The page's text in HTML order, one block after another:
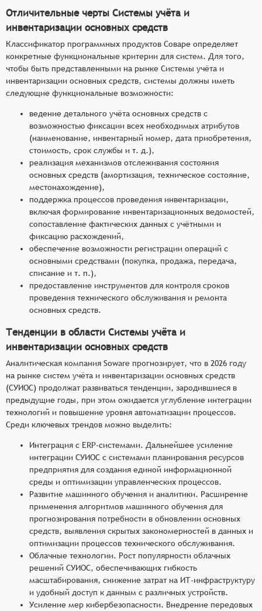
Отличительные черты Системы учёта и
инвентаризации основных средств
Классификатор программных продуктов Соваре определяет
конкретные функциональные критерии для систем. Для того,
чтобы быть представленными на рынке Системы учёта и
инвентаризации основных средств, системы должны иметь
следующие функциональные возможности:
ведение детального учёта основных средств с
возможностью фиксации всех необходимых атрибутов
(наименование, инвентарный номер, дата приобретения,
стоимость, срок службы и т. д.),
реализация механизмов отслеживания состояния
основных средств (амортизация, техническое состояние,
местонахождение),
поддержка процессов проведения инвентаризации,
включая формирование инвентаризационных ведомостей,
сопоставление фактических данных с учётными и
фиксацию расхождений,
обеспечение возможности регистрации операций с
основными средствами (покупка, продажа, передача,
списание и т. п.),
предоставление инструментов для контроля сроков
проведения технического обслуживания и ремонта
основных средств.
Тенденции в области Системы учёта и
инвентаризации основных средств
Аналитическая компания Soware прогнозирует, что в 2026 году
на рынке систем учёта и инвентаризации основных средств
(СУИОС) продолжат развиваться тенденции, зародившиеся в
предыдущие годы, при этом ожидается углубление интеграции
технологий и повышение уровня автоматизации процессов.
Среди ключевых трендов можно выделить:
Интеграция с ERP-системами. Дальнейшее усиление
интеграции СУИОС с системами планирования ресурсов
предприятия для создания единой информационной
среды и оптимизации управленческих процессов.
Развитие машинного обучения и аналитики. Расширение
применения алгоритмов машинного обучения для
прогнозирования потребности в обновлении основных
средств, выявления скрытых закономерностей в данных и
оптимизации процессов технического обслуживания.
Облачные технологии. Рост популярности облачных
решений СУИОС, обеспечивающих гибкость
масштабирования, снижение затрат на ИТ-инфраструктуру
и удобный доступ к данным с различных устройств.
Усиление мер кибербезопасности. Внедрение передовых